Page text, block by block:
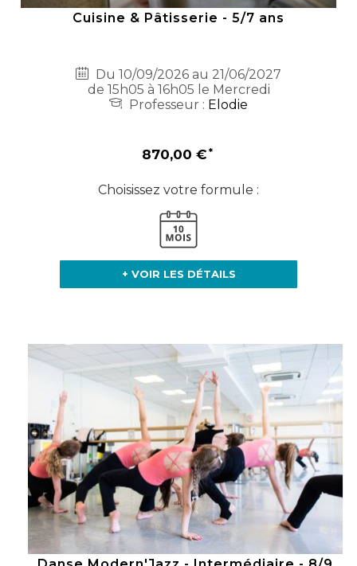
Cuisine & Pâtisserie - 5/7 ans
Du 10/09/2026 au 21/06/2027
de 15h05 à 16h05 le Mercredi
Professeur : Elodie
870,00 €
Choisissez votre formule :
+ VOIR LES DÉTAILS